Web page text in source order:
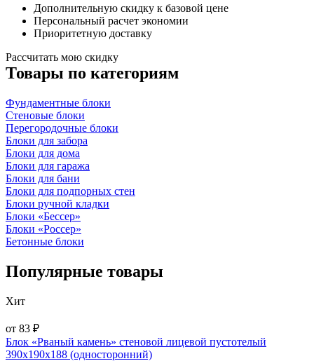
Дополнительную скидку к базовой цене
Персональный расчет экономии
Приоритетную доставку
Рассчитать мою скидку
Товары по категориям
Фундаментные блоки
Стеновые блоки
Перегородочные блоки
Блоки для забора
Блоки для дома
Блоки для гаража
Блоки для бани
Блоки для подпорных стен
Блоки ручной кладки
Блоки «Бессер»
Блоки «Россер»
Бетонные блоки
Популярные товары
Хит
от 83 ₽
Блок «Рваный камень» стеновой лицевой пустотелый
390х190х188 (односторонний)